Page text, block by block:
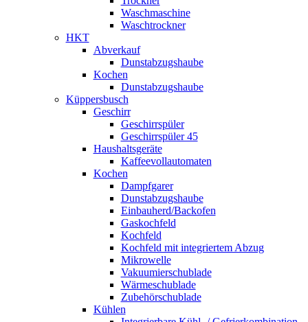
Waschmaschine
Waschtrockner
HKT
Abverkauf
Dunstabzugshaube
Kochen
Dunstabzugshaube
Küppersbusch
Geschirr
Geschirrspüler
Geschirrspüler 45
Haushaltsgeräte
Kaffeevollautomaten
Kochen
Dampfgarer
Dunstabzugshaube
Einbauherd/Backofen
Gaskochfeld
Kochfeld
Kochfeld mit integriertem Abzug
Mikrowelle
Vakuumierschublade
Wärmeschublade
Zubehörschublade
Kühlen